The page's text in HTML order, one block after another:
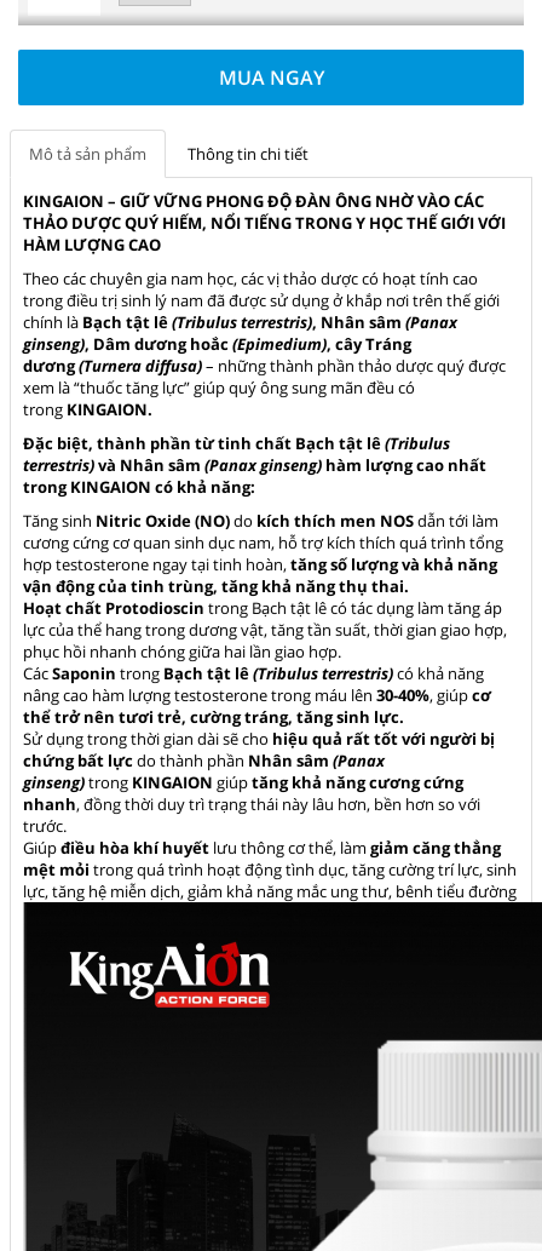
MUA NGAY
Mô tả sản phẩm Thông tin chi tiết
KINGAION – GIỮ VỮNG PHONG ĐỘ ĐÀN ÔNG NHỜ VÀO CÁC
THẢO DƯỢC QUÝ HIẾM, NỔI TIẾNG TRONG Y HỌC THẾ GIỚI VỚI
HÀM LƯỢNG CAO
Theo các chuyên gia nam học, các vị thảo dược có hoạt tính cao
trong điều trị sinh lý nam đã được sử dụng ở khắp nơi trên thế giới
chính là Bạch tật lê(Tribulus terrestris), Nhân sâm (Panax
ginseng), Dâm dương hoắc(Epimedium), cây Tráng
dương(Turnera diffusa)– những thành phần thảo dược quý được
xem là “thuốc tăng lực” giúp quý ông sung mãn đều có
trong KINGAION.
Đặc biệt, thành phần từ tinh chất Bạch tật lê(Tribulus
terrestris)và Nhân sâm (Panax ginseng) hàm lượng cao nhất
trong KINGAION có khả năng:
Tăng sinh Nitric Oxide (NO)do kích thích men NOSdẫn tới làm
cương cứng cơ quan sinh dục nam, hỗ trợ kích thích quá trình tổng
hợp testosterone ngay tại tinh hoàn,tăng số lượng và khả năng
vận động của tinh trùng, tăng khả năng thụ thai.
Hoạt chất Protodioscin trong Bạch tật lê có tác dụng làm tăng áp
lực của thể hang trong dương vật, tăng tần suất, thời gian giao hợp,
phục hồi nhanh chóng giữa hai lần giao hợp.
CácSaponin trong Bạch tật lê(Tribulus terrestris)có khả năng
nâng cao hàm lượng testosterone trong máu lên 30-40%, giúpcơ
thể trở nên tươi trẻ, cường tráng, tăng sinh lực.
Sử dụng trong thời gian dài sẽ cho hiệu quả rất tốt với người bị
chứng bất lựcdo thành phần Nhân sâm (Panax
ginseng)trong KINGAION giúptăng khả năng cương cứng
nhanh, đồng thời duy trì trạng thái này lâu hơn, bền hơn so với
trước.
Giúpđiều hòa khí huyết lưu thông cơ thể, làm giảm căng thẳng
mệt mỏi trong quá trình hoạt động tình dục, tăng cường trí lực, sinh
lực, tăng hệ miễn dịch, giảm khả năng mắc ung thư, bênh tiểu đường